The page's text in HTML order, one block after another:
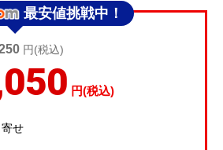
最安値挑戦中！
円(税込)
円(税込)
せ